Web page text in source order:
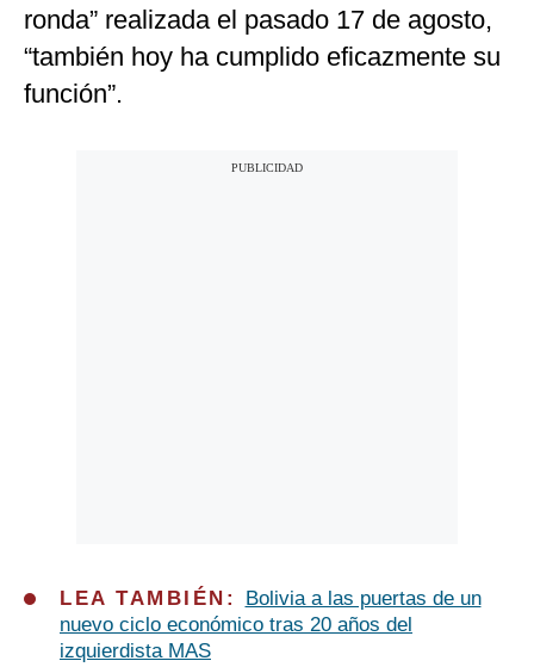
ronda” realizada el pasado 17 de agosto,
“también hoy ha cumplido eficazmente su
función”.
LEA TAMBIÉN:
Bolivia a las puertas de un
nuevo ciclo económico tras 20 años del
izquierdista MAS